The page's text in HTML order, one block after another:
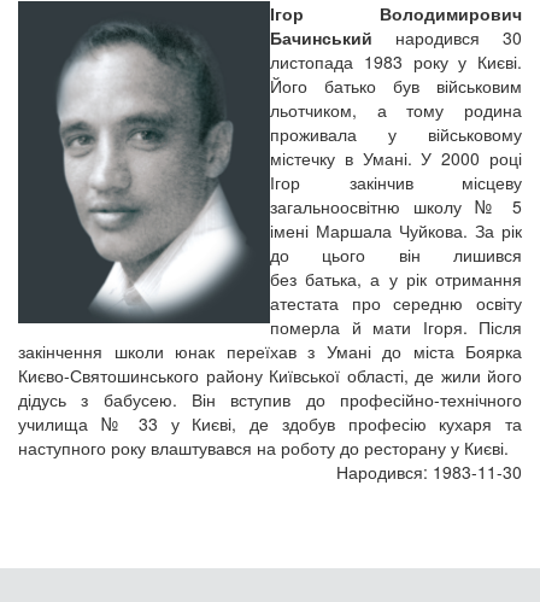
Ігор Володимирович
Бачинський народився 30
листопада 1983 року у Києві.
Його батько був військовим
льотчиком, а тому родина
проживала у військовому
містечку в Умані. У 2000 році
Ігор закінчив місцеву
загальноосвітню школу № 5
імені Маршала Чуйкова. За рік
до цього він лишився
без батька, а у рік отримання
атестата про середню освіту
померла й мати Ігоря. Після
закінчення школи юнак переїхав з Умані до міста Боярка
Києво-Святошинського району Київської області, де жили його
дідусь з бабусею. Він вступив до професійно-технічного
училища № 33 у Києві, де здобув професію кухаря та
наступного року влаштувався на роботу до ресторану у Києві.
Народився: 1983-11-30